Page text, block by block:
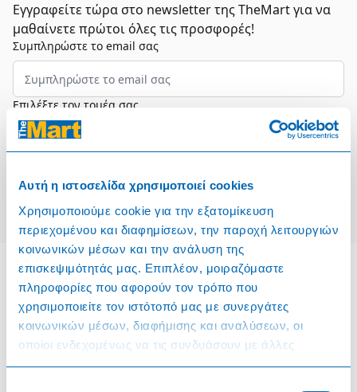
Αυτή η ιστοσελίδα χρησιμοποιεί cookies
Χρησιμοποιούμε cookie για την εξατομίκευση
περιεχομένου και διαφημίσεων, την παροχή λειτουργιών
κοινωνικών μέσων και την ανάλυση της
επισκεψιμότητάς μας. Επιπλέον, μοιραζόμαστε
πληροφορίες που αφορούν τον τρόπο που
χρησιμοποιείτε τον ιστότοπό μας με συνεργάτες
κοινωνικών μέσων, διαφήμισης και αναλύσεων, οι
οποίοι ενδεχομένως να τις συνδυάσουν με άλλες
πληροφορίες που τους έχετε παραχωρήσει ή τις οποίες
Εγγραφείτε τώρα στο newsletter της TheMart για να
μαθαίνετε πρώτοι όλες τις προσφορές!
Συμπληρώστε το email σας
Επιλέξτε τον τομέα σας
Εγγραφή
Πληροφορίες
Όροι & Προϋποθέσεις
Πολιτική Cookies